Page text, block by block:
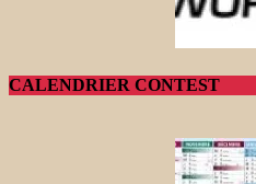
CALENDRIER CONTEST